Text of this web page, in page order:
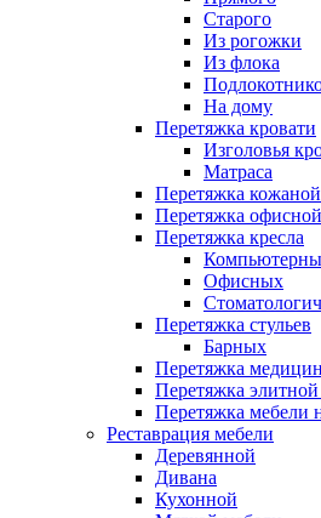
Старого
Из рогожки
Из флока
На дому
Перетяжка кровати
Изголовья
Матраса
Перетяжка
Перетяжка
Перетяжка кресла
Офисных
Перетяжка стульев
Барных
Перетяжка
Перетяжка
Перетяжка мебели
Реставрация мебели
Деревянной
Дивана
Кухонной